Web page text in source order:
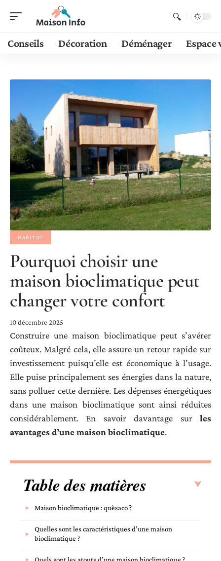
Conseils Décoration Déménager Espace
HABITAT
Pourquoi choisir une
maison bioclimatique peut
changer votre confort
10 décembre 2025
Construire une maison bioclimatique peut s’avérer
coûteux. Malgré cela, elle assure un retour rapide sur
investissement puisqu’elle est économique à l’usage.
Elle puise principalement ses énergies dans la nature,
sans polluer cette dernière. Les dépenses énergétiques
dans une maison bioclimatique sont ainsi réduites
considérablement. En savoir davantage sur les
avantages d’une maison bioclimatique.
Table des matières
Maison bioclimatique : quèsaco ?
Quelles sont les caractéristiques d’une maison
bioclimatique ?
Quels sont les atouts d’une maison bioclimatique ?